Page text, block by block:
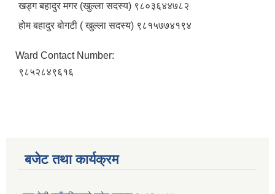
खड्ग बहादुर मगर (खुल्ला सदस्य) ९८०३६४४७८२
होम बहादुर बोगटी ( खुल्ला सदस्य) ९८१५७७४१९४
Ward Contact Number:
९८५२८४९६१६
बजेट तथा कार्यक्रम